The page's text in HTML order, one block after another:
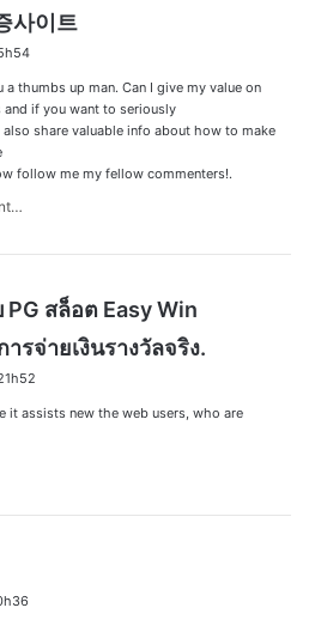
사이트
:
a thumbs up man. Can I give my value on
and if you want to seriously
share valuable info about how to make
follow me my fellow commenters!.
PG สล็อต Easy Win
รจ่ายเงินรางวัลจริง.
it assists new the web users, who are